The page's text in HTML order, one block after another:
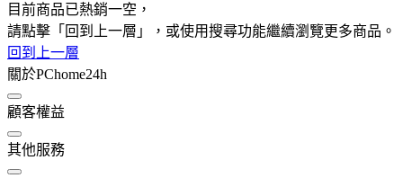
目前商品已熱銷一空，
請點擊「回到上一層」，或使用搜尋功能繼續瀏覽更多商品。
回到上一層
關於PChome24h
顧客權益
其他服務